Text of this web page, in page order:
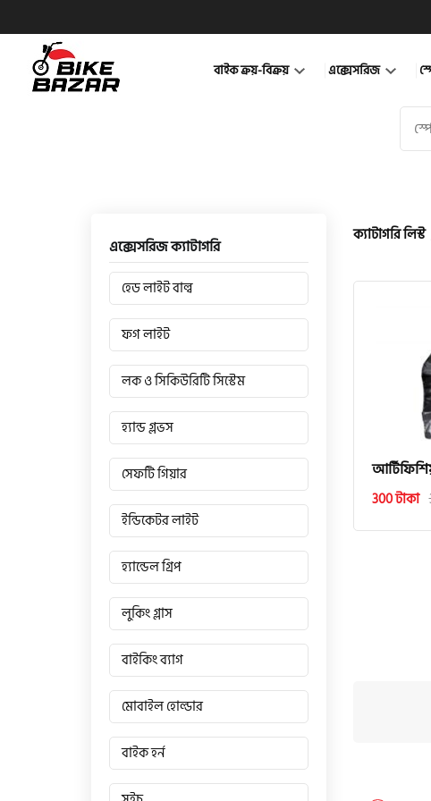
বাইক ক্রয়-বিক্রয় এক্সেসরিজ
এক্সেসরিজ ক্যাটাগরি
হেড লাইট বাল্ব
ফগ লাইট
লক ও সিকিউরিটি সিস্টেম
হ্যান্ড গ্লভস
সেফটি গিয়ার
ইন্ডিকেটর লাইট
হ্যান্ডেল গ্রিপ
লুকিং গ্লাস
বাইকিং ব্যাগ
মোবাইল হোল্ডার
বাইক হর্ন
ক্যাটাগরি লিস্ট
300 টাকা